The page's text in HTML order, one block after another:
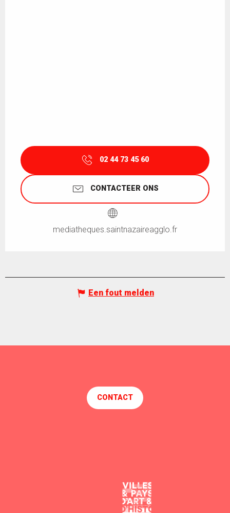
02 44 73 45 60
CONTACTEER ONS
mediatheques.saintnazaireagglo.fr
Een fout melden
CONTACT